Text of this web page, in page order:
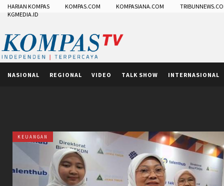
HARIAN KOMPAS KOMPAS.COM KOMPASIANA.COM
KGMEDIA.ID
NASIONAL REGIONAL VIDEO TALK SHOW INTERNASIONAL
KEUANGAN